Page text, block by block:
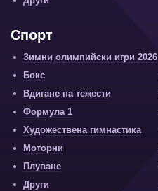
Спорт
Зимни олимпийски игри 2026
Бокс
Вдигане на тежести
Формула 1
Художествена гимнастика
Моторни
Плуване
Други